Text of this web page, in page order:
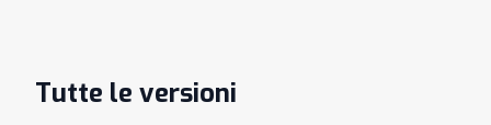
Tutte le versioni